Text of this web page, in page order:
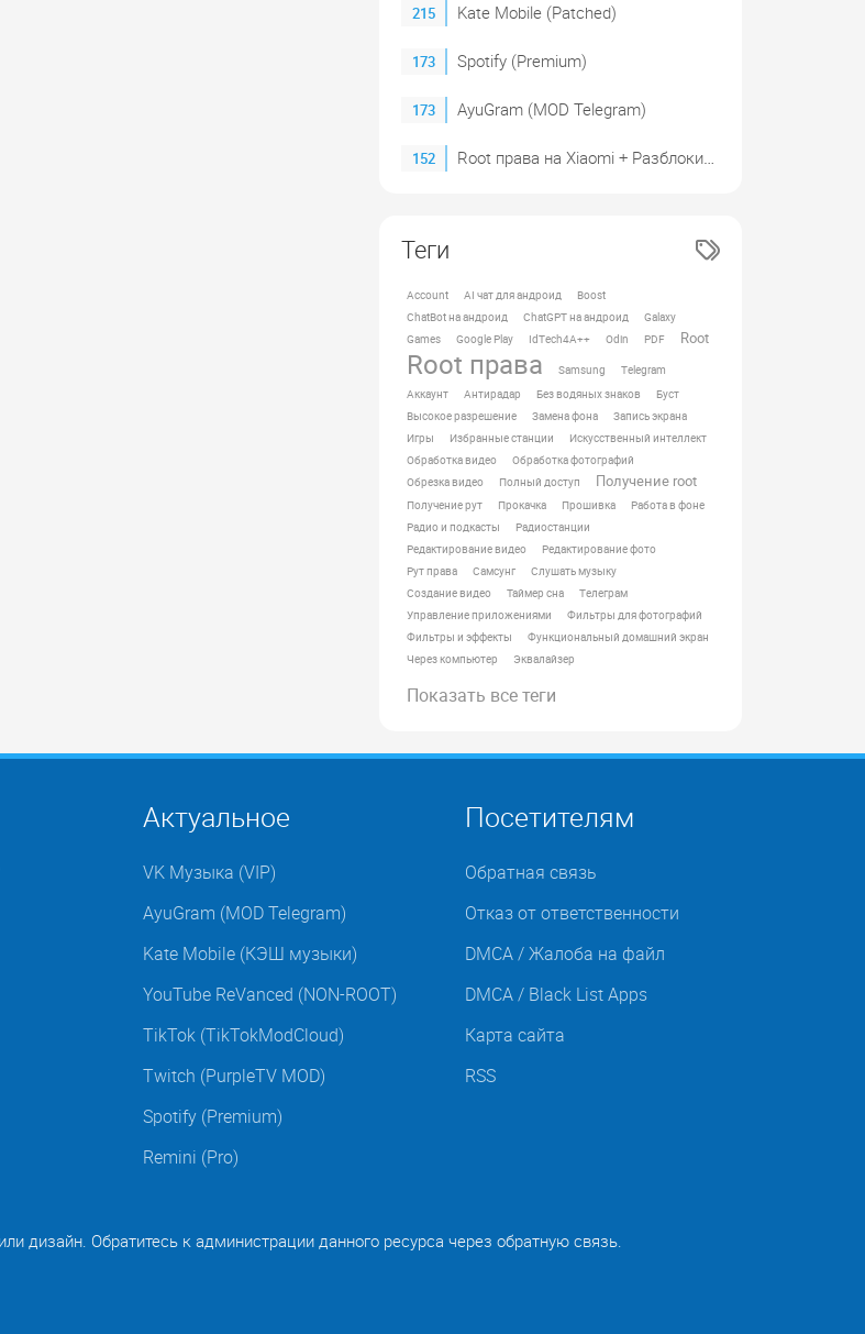
215 Kate Mobile (Patched)
173 Spotify (Premium)
173 AyuGram (MOD Telegram)
152 Root права на Xiaomi + Разблокировка загрузчика (2023)
Теги
Account AI чат для андроид
Boost
ChatBot на андроид
ChatGPT на андроид
Galaxy
Games
Google Play IdTech4A++ Odin PDF Root
Root права Samsung
Telegram
Аккаунт
Антирадар Без водяных знаков
Буст
Высокое разрешение
Замена фона
Запись экрана
Игры
Избранные станции
Искусственный интеллект
Обработка видео
Обработка фотографий
Обрезка видео
Полный доступ Получение root
Получение рут Прокачка Прошивка
Работа в фоне
Радио и подкасты
Радиостанции
Редактирование видео
Редактирование фото
Рут права
Самсунг
Слушать музыку
Создание видео
Таймер сна
Телеграм
Управление приложениями
Фильтры для фотографий
Фильтры и эффекты
Функциональный домашний экран
Через компьютер
Эквалайзер
Показать все теги
Актуальное
VK Музыка (VIP)
AyuGram (MOD Telegram)
Kate Mobile (КЭШ музыки)
YouTube ReVanced (NON-ROOT)
TikTok (TikTokModCloud)
Twitch (PurpleTV MOD)
Spotify (Premium)
Remini (Pro)
Посетителям
Обратная связь
Отказ от ответственности
DMCA / Жалоба на файл
DMCA / Black List Apps
Карта сайта
RSS
дизайн. Обратитесь к администрации данного ресурса через обратную связь.